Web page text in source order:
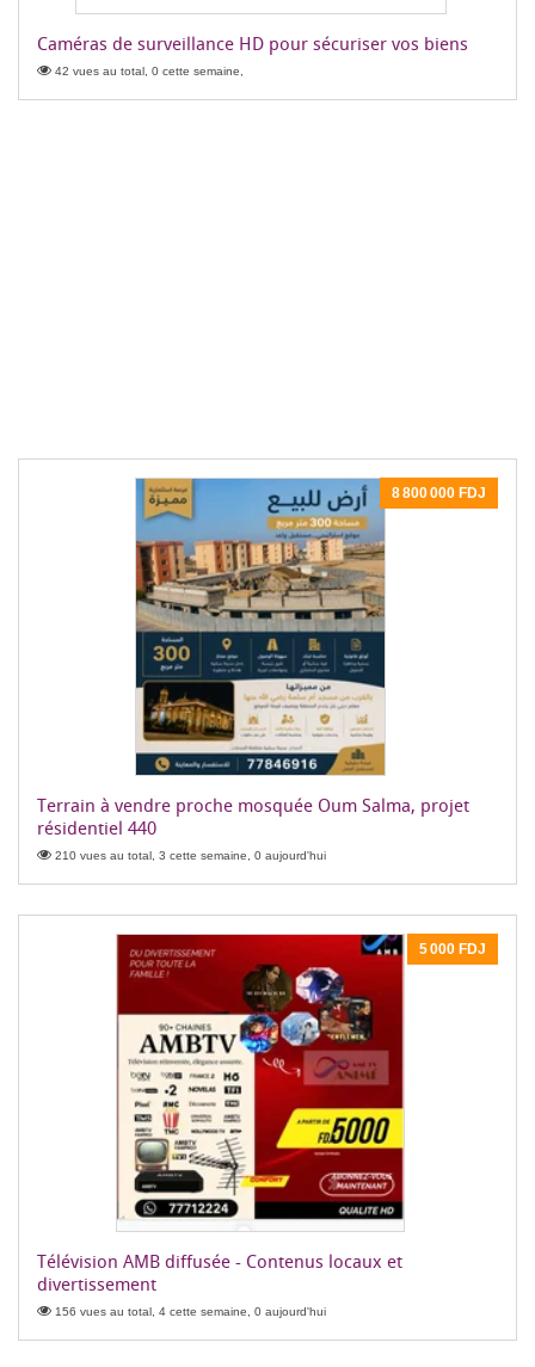
Caméras de surveillance HD pour sécuriser vos biens
42 vues au total, 0 cette semaine,
8 800 000 FDJ
Terrain à vendre proche mosquée Oum Salma, projet
résidentiel 440
210 vues au total, 3 cette semaine, 0 aujourd'hui
5 000 FDJ
Télévision AMB diffusée - Contenus locaux et
divertissement
156 vues au total, 4 cette semaine, 0 aujourd'hui